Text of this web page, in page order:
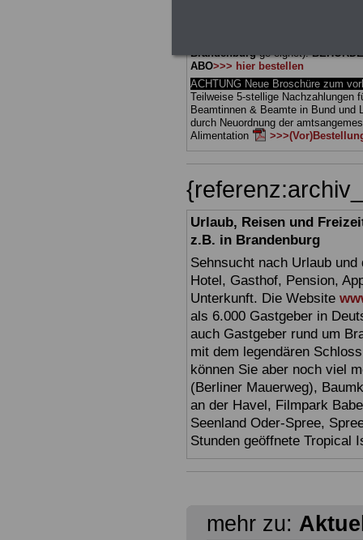
Brandenburgge-eignet).
ABO>>> hier bestellen
ACHTUNG Neue Broschüre zum
Teilweise 5-stellige Nachzahlungen
Beamtinnen & Beamte in Bund und
durch Neuordnung der
Alimentation
Urlaub, Reisen und
z.B. in Brandenburg
Sehnsucht nach Urlaub
Hotel, Gasthof, Pension,
Unterkunft. Die Website
als 6.000 Gastgeber in
auch Gastgeber rund um
mit dem legendären
können Sie aber noch viel
(Berliner Mauerweg),
an der Havel, Filmpark
Seenland Oder-Spree,
Stunden geöffnete Tropical
mehr zu: